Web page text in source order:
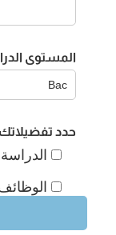
المستوى
حدد
الدراسة